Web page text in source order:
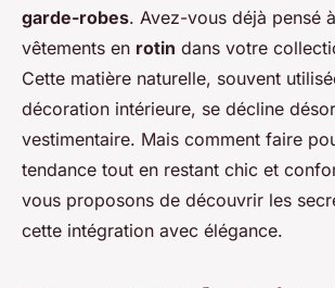
garde-robes. Avez-vous déjà pensé
vêtements en rotin dans votre
Cette matière naturelle, souvent
décoration intérieure, se décline
vestimentaire. Mais comment faire
tendance tout en restant chic et
vous proposons de découvrir les
cette intégration avec élégance.